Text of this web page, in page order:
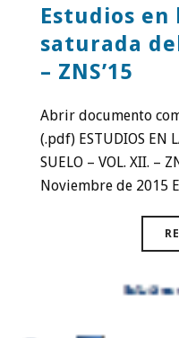
Estudios en
saturada
– ZNS’15
Abrir documento
(.pdf) ESTUDIOS EN
SUELO – VOL. XII. –
Noviembre de 2015